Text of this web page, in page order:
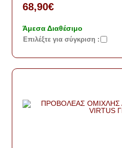
68,90€
Άμεσα Διαθέσιμο
Eπιλέξτε για σύγκριση :